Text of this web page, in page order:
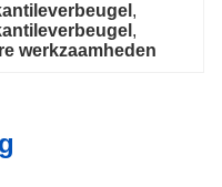
,
,
werkzaamheden